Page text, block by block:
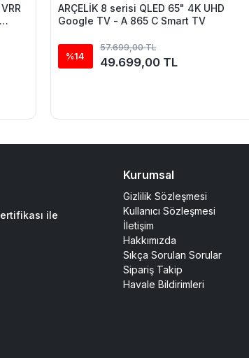
ARÇELİK 8 serisi QLED 65" 4K UHD
Google TV - A 865 C Smart TV
%14
57.699,00 TL
49.699,00 TL
ile
Kurumsal
Gizlilik Sözleşmesi
Kullanıcı Sözleşmesi
İletişim
Hakkımızda
Sıkça Sorulan Sorular
Sipariş Takip
Havale Bildirimleri